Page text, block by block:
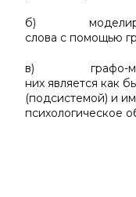
б)
слова с помощью
в) графо-
них является как
(подсистемой) и
психологическое